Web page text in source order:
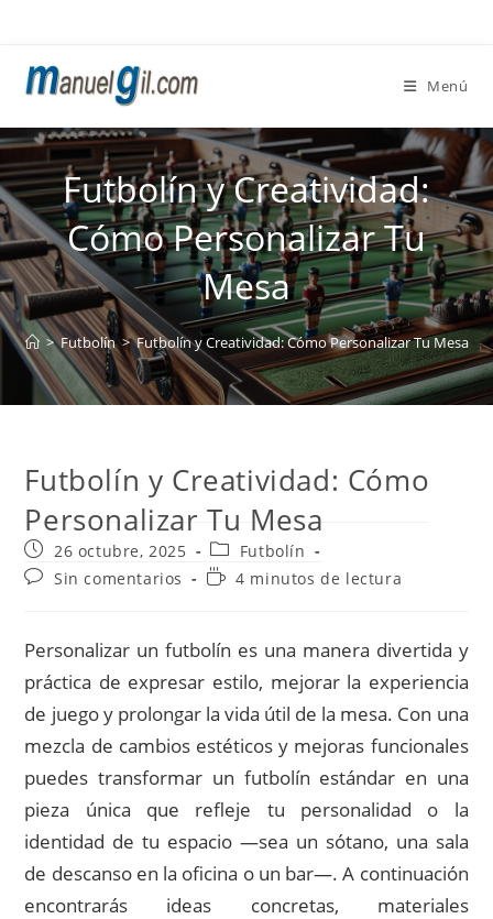
contenido
Menú
Futbolín y Creatividad:
Cómo Personalizar Tu
Mesa
> Futbolín > Futbolín y Creatividad: Cómo Personalizar Tu Mesa
Futbolín y Creatividad: Cómo
Personalizar Tu Mesa
Publicación
de
la
26 octubre, 2025
Categoría
de
la
Futbolín
Comentarios
entrada:
Sin comentarios
Tiempo4 minutos de lectura
Personalizar un futbolín es una manera divertida y
práctica de expresar estilo, mejorar la experiencia
de juego y prolongar la vida útil de la mesa. Con una
mezcla de cambios estéticos y mejoras funcionales
puedes transformar un futbolín estándar en una
pieza única que refleje tu personalidad o la
identidad de tu espacio —sea un sótano, una sala
de descanso en la oficina o un bar—. A continuación
encontrarás ideas concretas, materiales